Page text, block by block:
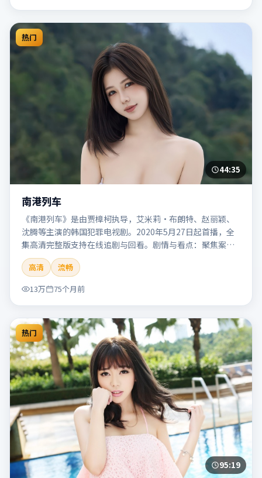
热门
44:35
南港列车
《南港列车》是由贾樟柯执导，艾米莉·布朗特、赵丽颖、
沈腾等主演的韩国犯罪电视剧。2020年5月27日起首播，全
集高清完整版支持在线追剧与回看。剧情与看点：聚焦案件
与人性灰色地带，张力十足，兼具社会观察与戏剧冲突。本
片适合检索「南港列车」「贾樟柯」「犯罪」「韩国」
「2020」「2020-05-27上映」等关键词的影迷阅读简介与主
创信息。
高清
流畅
13万
75个月前
热门
95:19